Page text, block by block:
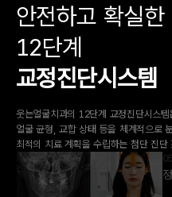
안전하고 확실한
12단계
교정진단시스템
웃는얼굴치과의 12단계 교정진단시스
얼굴 균형, 교합 상태 등을 체계적으로
최적의 치료 계획을 수립하는 첨단 진단
04
06